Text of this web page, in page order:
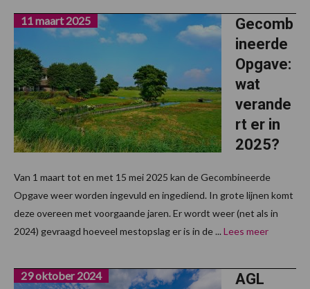
Gecomb
ineerde
Opgave:
wat
verande
rt er in
2025?
11 maart 2025
Van 1 maart tot en met 15 mei 2025 kan de Gecombineerde
Opgave weer worden ingevuld en ingediend. In grote lijnen komt
deze overeen met voorgaande jaren. Er wordt weer (net als in
2024) gevraagd hoeveel mestopslag er is in de ... Lees meer
AGL
29 oktober 2024